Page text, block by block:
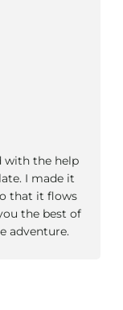
with the help
I made it
that it flows
the best of
adventure.